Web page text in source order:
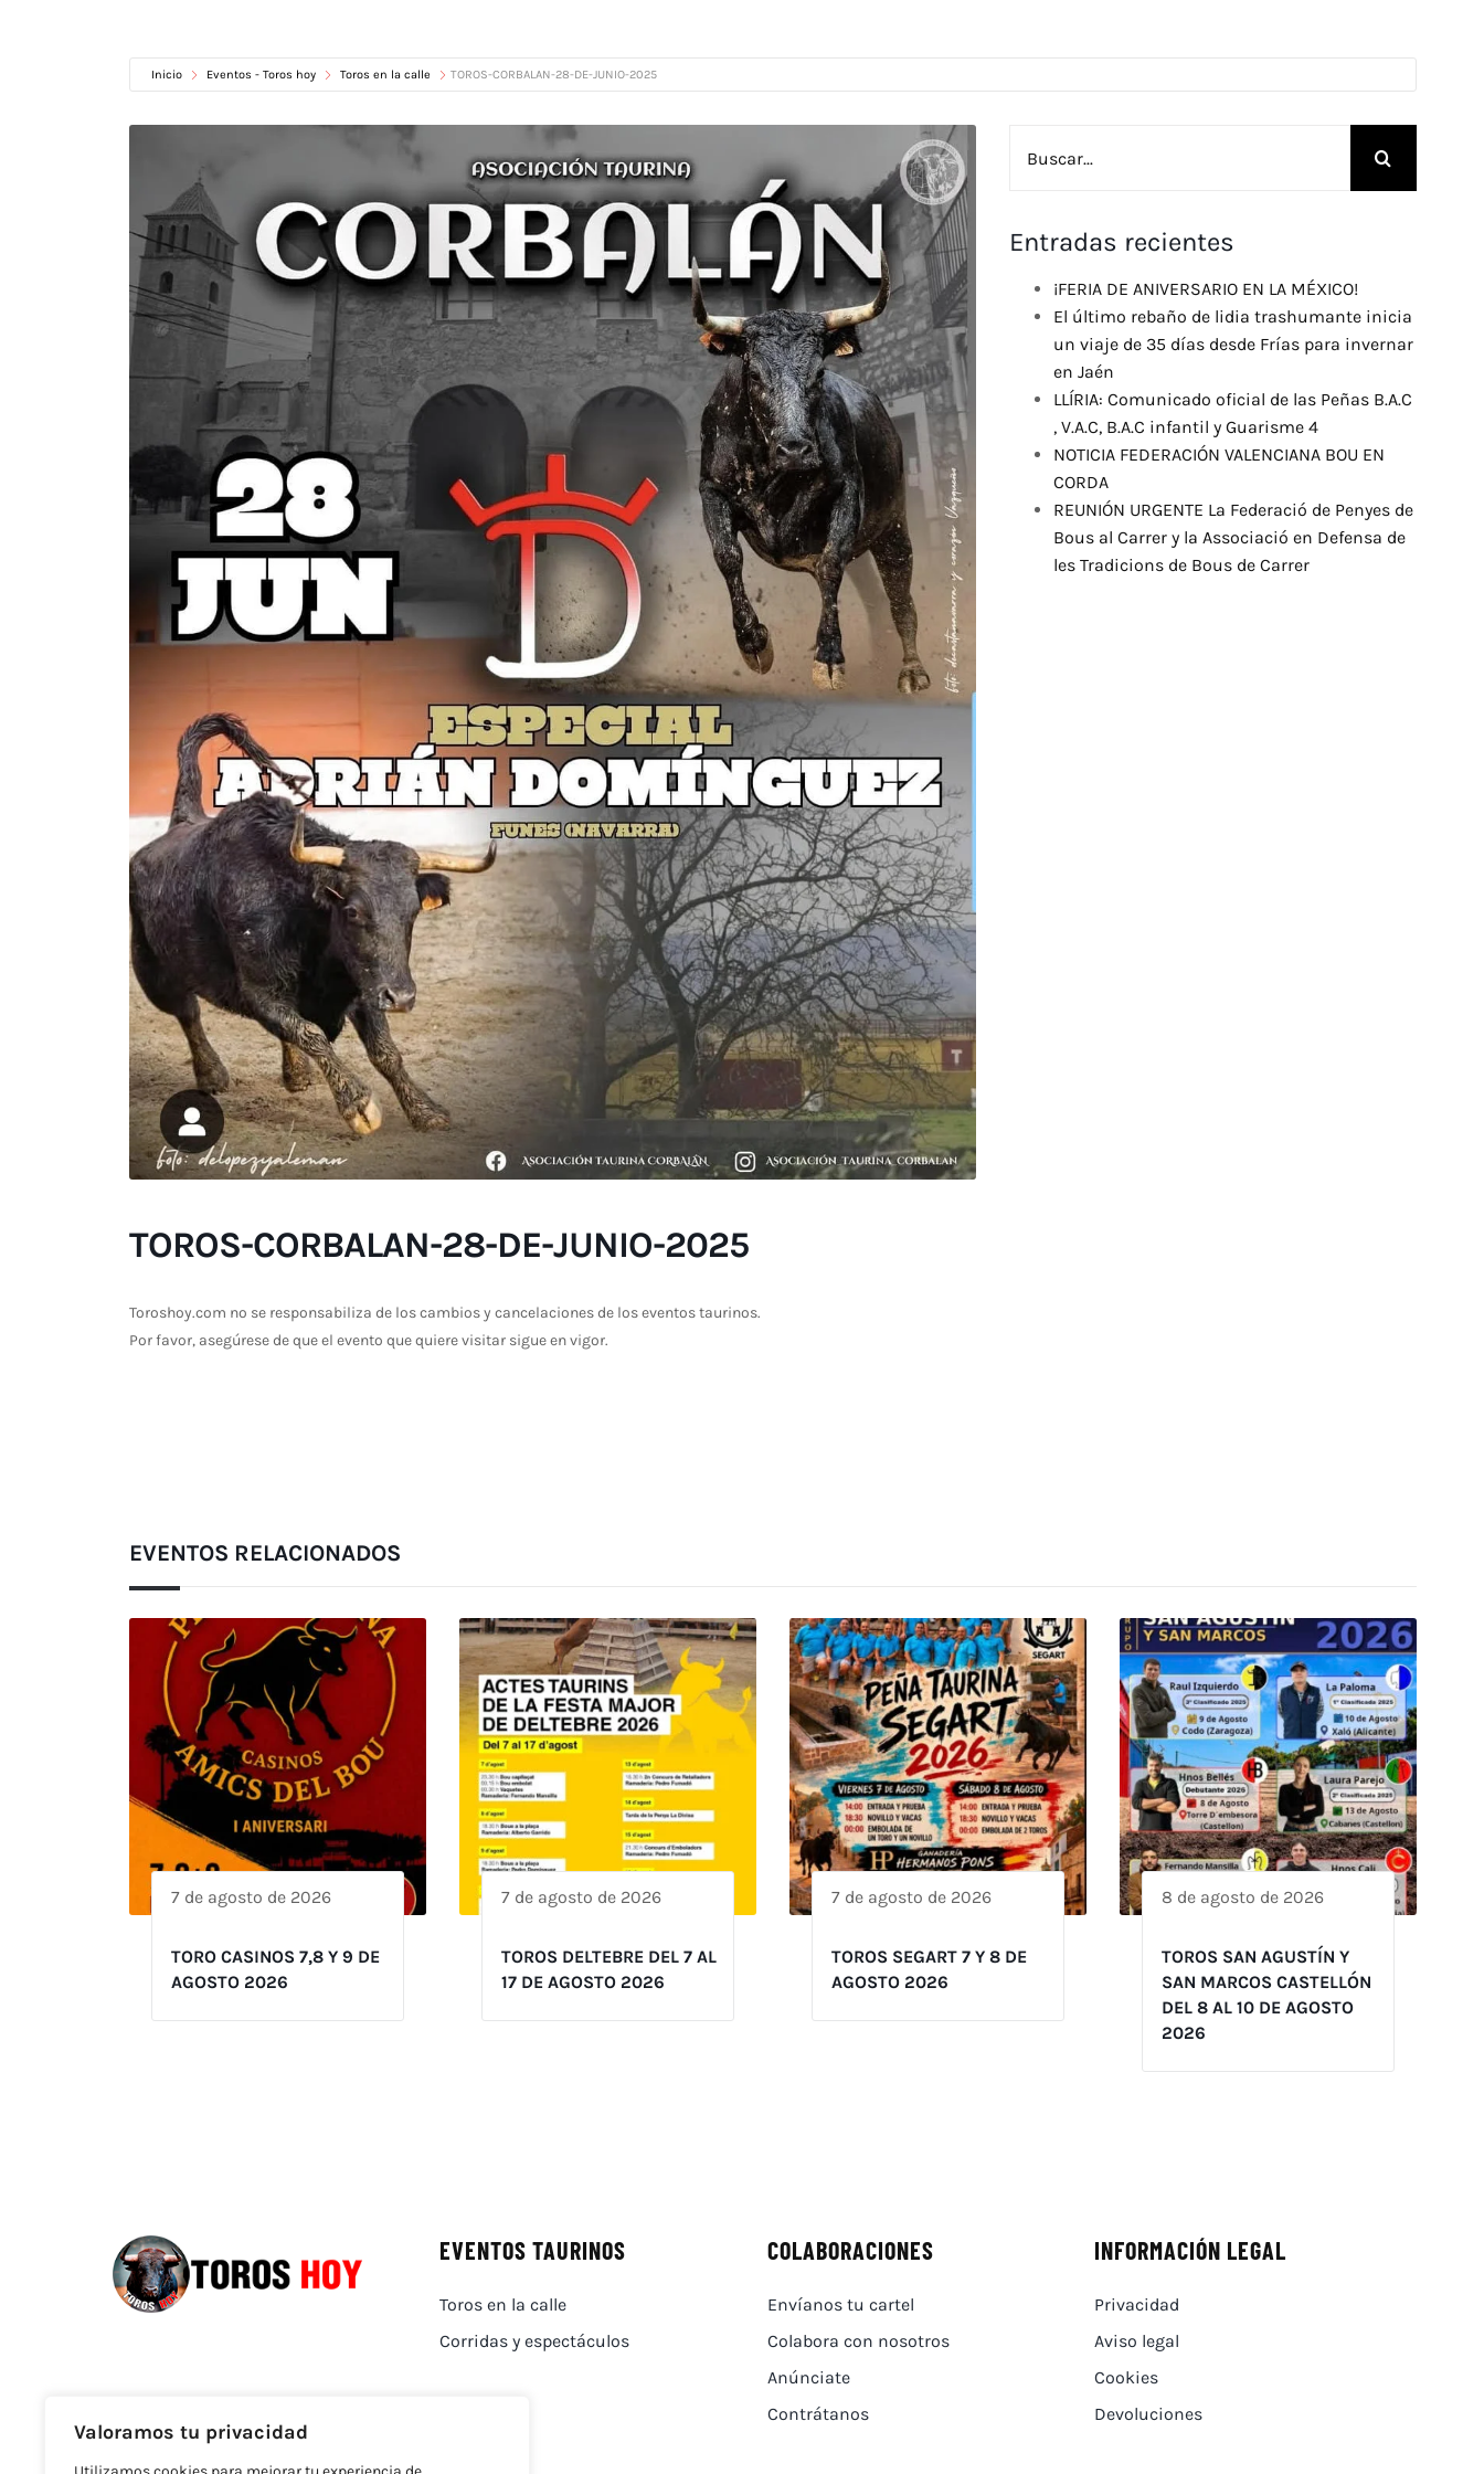
Valoramos tu privacidad
Inicio Eventos - Toros hoy Toros en la calle TOROS-CORBALAN-28-DE-JUNIO-2025
TOROS-CORBALAN-28-DE-JUNIO-2025
Toroshoy.com no se responsabiliza de los cambios y cancelaciones de los eventos taurinos.
Por favor, asegúrese de que el evento que quiere visitar sigue en vigor.
Entradas recientes
¡FERIA DE ANIVERSARIO EN LA MÉXICO!
El último rebaño de lidia trashumante inicia
un viaje de 35 días desde Frías para invernar
en Jaén
LLÍRIA: Comunicado oficial de las Peñas B.A.C
, V.A.C, B.A.C infantil y Guarisme 4
NOTICIA FEDERACIÓN VALENCIANA BOU EN
CORDA
REUNIÓN URGENTE La Federació de Penyes de
Bous al Carrer y la Associació en Defensa de
les Tradicions de Bous de Carrer
EVENTOS RELACIONADOS
7 de agosto de 2026
TORO CASINOS 7,8 Y 9 DE
AGOSTO 2026
7 de agosto de 2026
TOROS DELTEBRE DEL 7 AL
17 DE AGOSTO 2026
7 de agosto de 2026
TOROS SEGART 7 Y 8 DE
AGOSTO 2026
8 de agosto de 2026
TOROS SAN AGUSTÍN Y
SAN MARCOS CASTELLÓN
DEL 8 AL 10 DE AGOSTO
2026
EVENTOS TAURINOS
Toros en la calle
Corridas y espectáculos
COLABORACIONES
Envíanos tu cartel
Colabora con nosotros
Anúnciate
Contrátanos
INFORMACIÓN LEGAL
Privacidad
Aviso legal
Cookies
Devoluciones